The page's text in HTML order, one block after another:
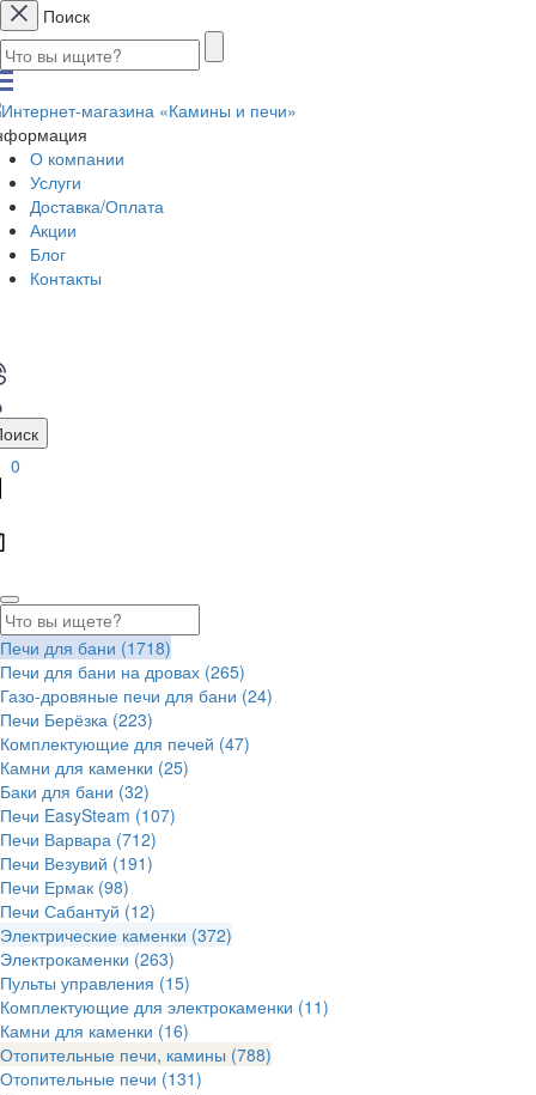
Поиск
О компании
Услуги
Доставка/Оплата
Акции
Блог
Контакты
0
Печи для бани (1718)
Печи для бани на дровах (265)
Газо-дровяные печи для бани (24)
Печи Берёзка (223)
Комплектующие для печей (47)
Камни для каменки (25)
Баки для бани (32)
Печи EasySteam (107)
Печи Варвара (712)
Печи Везувий (191)
Печи Ермак (98)
Печи Сабантуй (12)
Электрические каменки (372)
Электрокаменки (263)
Пульты управления (15)
Комплектующие для электрокаменки (11)
Камни для каменки (16)
Отопительные печи, камины (788)
Отопительные печи (131)